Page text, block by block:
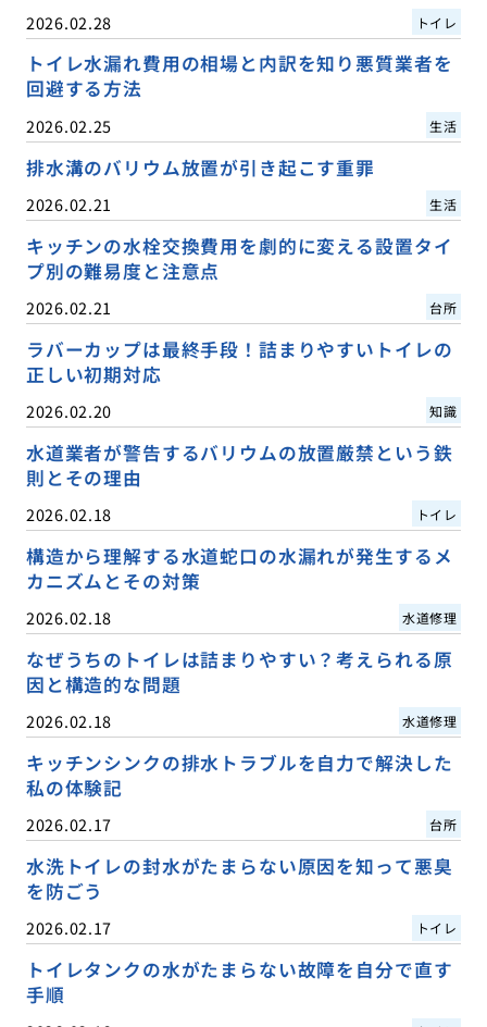
2026.02.28 トイレ
トイレ水漏れ費用の相場と内訳を知り悪質業者を
回避する方法
2026.02.25 生活
排水溝のバリウム放置が引き起こす重罪
2026.02.21 生活
キッチンの水栓交換費用を劇的に変える設置タイ
プ別の難易度と注意点
2026.02.21 台所
ラバーカップは最終手段！詰まりやすいトイレの
正しい初期対応
2026.02.20 知識
水道業者が警告するバリウムの放置厳禁という鉄
則とその理由
2026.02.18 トイレ
構造から理解する水道蛇口の水漏れが発生するメ
カニズムとその対策
2026.02.18 水道修理
なぜうちのトイレは詰まりやすい？考えられる原
因と構造的な問題
2026.02.18 水道修理
キッチンシンクの排水トラブルを自力で解決した
私の体験記
2026.02.17 台所
水洗トイレの封水がたまらない原因を知って悪臭
を防ごう
2026.02.17 トイレ
トイレタンクの水がたまらない故障を自分で直す
手順